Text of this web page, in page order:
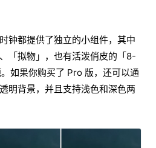
钟都提供了独立的小组件，其中
「拟物」，也有活泼俏皮的「8-
如果你购买了 Pro 版，还可以通
明背景，并且支持浅色和深色两